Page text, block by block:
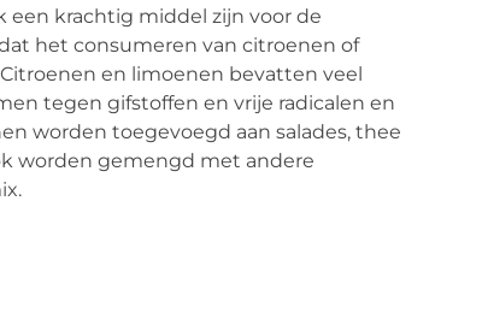
een krachtig middel zijn voor de
het consumeren van citroenen of
en limoenen bevatten veel
tegen gifstoffen en vrije radicalen en
worden toegevoegd aan salades, thee
worden gemengd met andere